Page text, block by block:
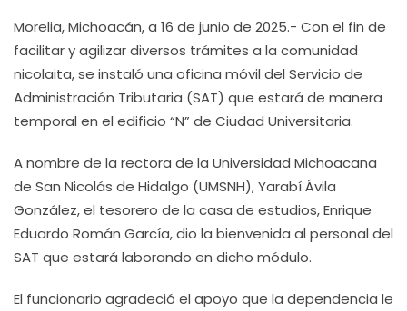
Morelia, Michoacán, a 16 de junio de 2025.- Con el fin de
facilitar y agilizar diversos trámites a la comunidad
nicolaita, se instaló una oficina móvil del Servicio de
Administración Tributaria (SAT) que estará de manera
temporal en el edificio “N” de Ciudad Universitaria.
A nombre de la rectora de la Universidad Michoacana
de San Nicolás de Hidalgo (UMSNH), Yarabí Ávila
González, el tesorero de la casa de estudios, Enrique
Eduardo Román García, dio la bienvenida al personal del
SAT que estará laborando en dicho módulo.
El funcionario agradeció el apoyo que la dependencia le